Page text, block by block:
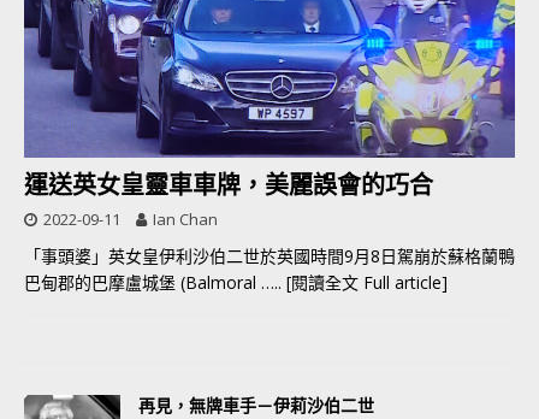
運送英女皇靈車車牌，美麗誤會的巧合
2022-09-11 Ian Chan
「事頭婆」英女皇伊利沙伯二世於英國時間9月8日駕崩於蘇格蘭鴨
巴甸郡的巴摩盧城堡 (Balmoral ….. [閱讀全文 Full article]
再見，無牌車手－伊莉沙伯二世